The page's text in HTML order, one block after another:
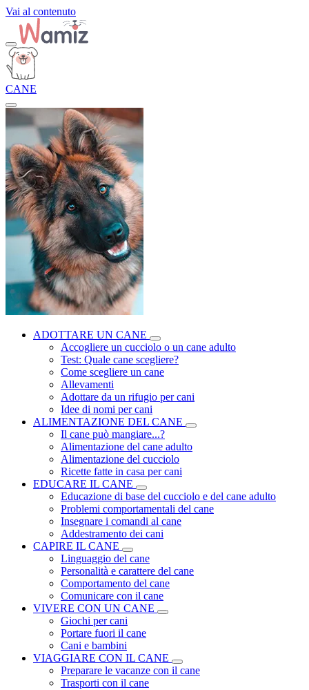
Vai al contenuto
CANE
ADOTTARE UN CANE
Accogliere un cucciolo o un cane adulto
Test: Quale cane scegliere?
Come scegliere un cane
Allevamenti
Adottare da un rifugio per cani
Idee di nomi per cani
ALIMENTAZIONE DEL CANE
Il cane può mangiare...?
Alimentazione del cane adulto
Alimentazione del cucciolo
Ricette fatte in casa per cani
EDUCARE IL CANE
Educazione di base del cucciolo e del cane adulto
Problemi comportamentali del cane
Insegnare i comandi al cane
Addestramento dei cani
CAPIRE IL CANE
Linguaggio del cane
Personalità e carattere del cane
Comportamento del cane
Comunicare con il cane
VIVERE CON UN CANE
Giochi per cani
Portare fuori il cane
Cani e bambini
VIAGGIARE CON IL CANE
Preparare le vacanze con il cane
Trasporti con il cane